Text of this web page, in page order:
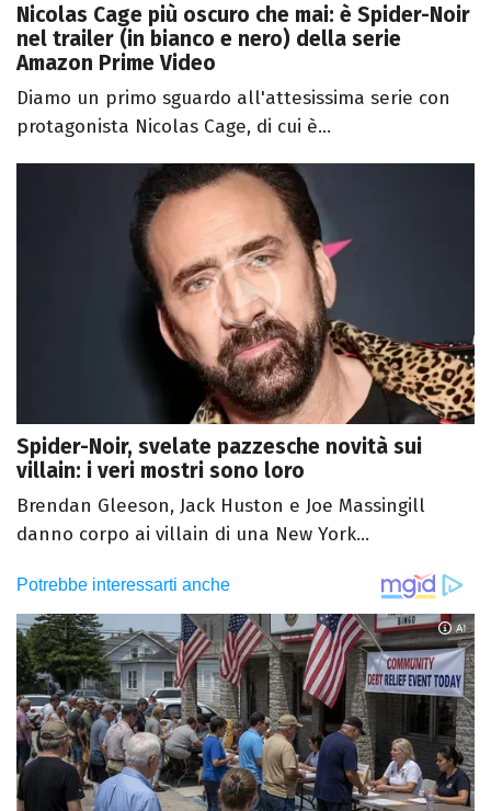
Nicolas Cage più oscuro che mai: è Spider-Noir
nel trailer (in bianco e nero) della serie
Amazon Prime Video
Diamo un primo sguardo all'attesissima serie con
protagonista Nicolas Cage, di cui è...
Spider-Noir, svelate pazzesche novità sui
villain: i veri mostri sono loro
Brendan Gleeson, Jack Huston e Joe Massingill
danno corpo ai villain di una New York...